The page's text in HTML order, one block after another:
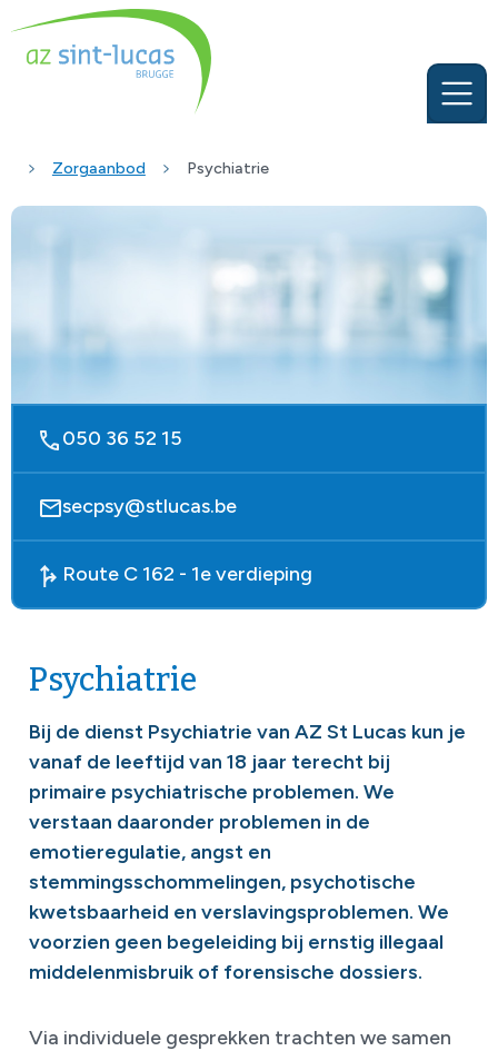
Zorgaanbod Psychiatrie
050 36 52 15
secpsy@stlucas.be
Route C 162 - 1e verdieping
Psychiatrie
Bij de dienst Psychiatrie van AZ St Lucas kun je
vanaf de leeftijd van 18 jaar terecht bij
primaire psychiatrische problemen. We
verstaan daaronder problemen in de
emotieregulatie, angst en
stemmingsschommelingen, psychotische
kwetsbaarheid en verslavingsproblemen. We
voorzien geen begeleiding bij ernstig illegaal
middelenmisbruik of forensische dossiers.
Via individuele gesprekken trachten we samen